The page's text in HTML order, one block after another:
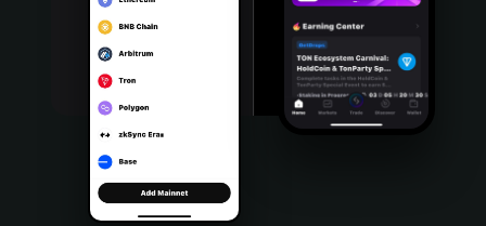
Português (Portugal)
Bahasa Indonesia
Português (Brasil)
Español (Argentina)